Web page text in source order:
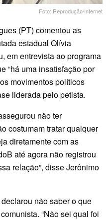
Foto: Reprodução/Internet
(PT) comentou as
estadual Olívia
em entrevista ao programa
“há uma insatisfação por
movimentos políticos
liderada pelo petista.
não ter
costumam tratar qualquer
diretamente com as
até agora não registrou
relação”, disse Jerônimo
não saber o que
“Não sei qual foi